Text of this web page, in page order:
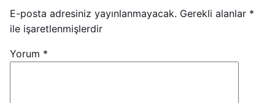
E-posta adresiniz yayınlanmayacak. Gerekli alanlar *
ile işaretlenmişlerdir
Yorum *